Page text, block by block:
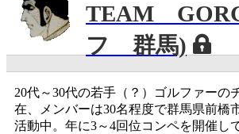
TEAM
フ 群馬)
20代～30代の若手（？）ゴルファーの
在、メンバーは30名程度で群馬県前橋
活動中。年に3～4回位コンペを開催し